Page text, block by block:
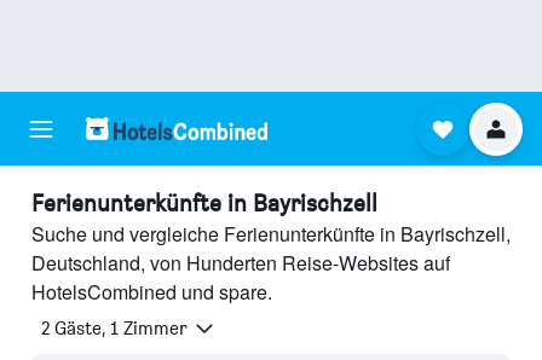
Ferienunterkünfte in Bayrischzell
Suche und vergleiche Ferienunterkünfte in Bayrischzell,
Deutschland, von Hunderten Reise-Websites auf
HotelsCombined und spare.
2 Gäste, 1 Zimmer